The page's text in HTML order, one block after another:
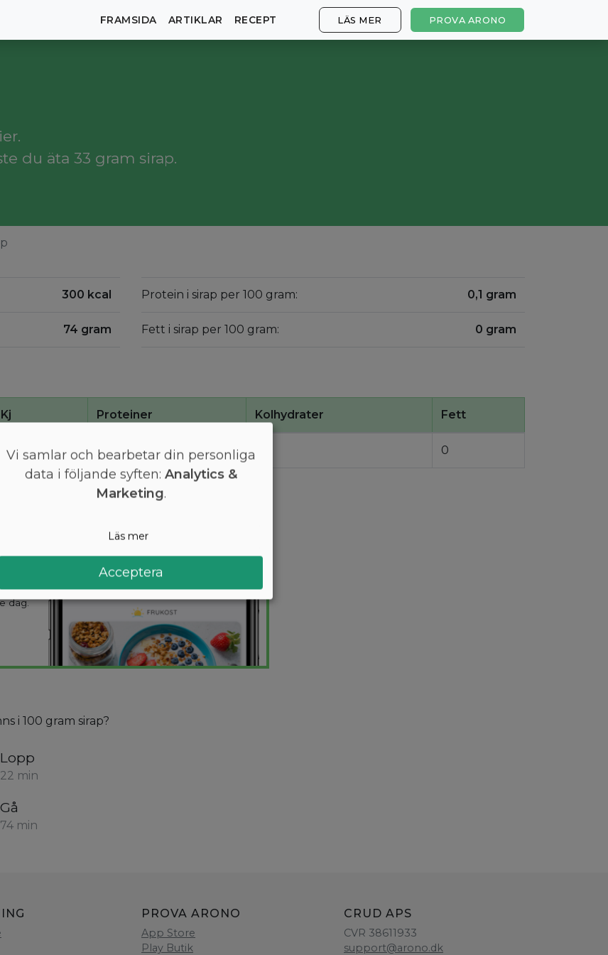
FRAMSIDA ARTIKLAR RECEPT LÄS MER PROVA ARONO
du äta 33 gram sirap.
300 kcal
74 gram
Protein i sirap per 100 gram: 0,1 gram
Fett i sirap per 100 gram: 0 gram
Kj Proteiner Kolhydrater Fett
1300 0,1 0
dag.
i 100 gram sirap?
Lopp
22 min
Gå
74 min
PROVA ARONO
App Store
Play Butik
CRUD APS
CVR 38611933
support@arono.dk
Vi samlar och bearbetar din personliga
data i följande syften: Analytics &
Marketing.
Läs mer
Acceptera